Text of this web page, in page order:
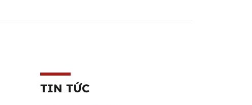
TIN TỨC